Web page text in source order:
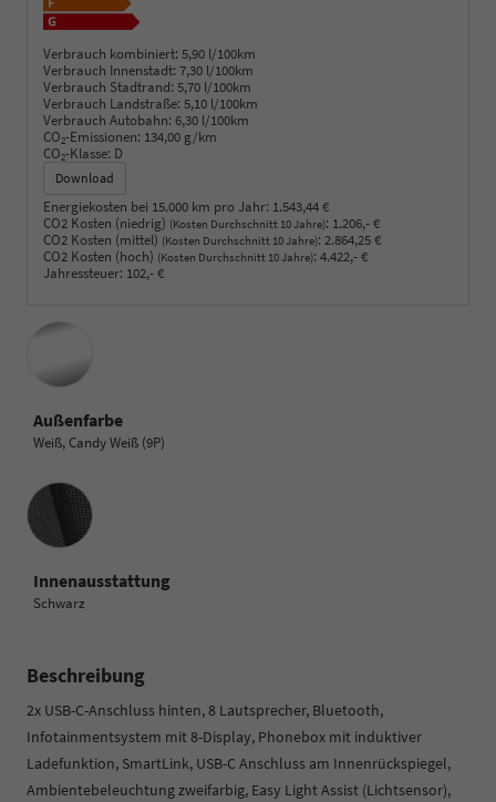
Verbrauch kombiniert: 5,90 l/100km
Verbrauch Innenstadt: 7,30 l/100km
Verbrauch Stadtrand: 5,70 l/100km
Verbrauch Landstraße: 5,10 l/100km
Verbrauch Autobahn: 6,30 l/100km
CO2-Emissionen: 134,00 g/km
CO2-Klasse: D
Download
Energiekosten bei 15.000 km pro Jahr: 1.543,44 €
CO2 Kosten (niedrig) (Kosten Durchschnitt 10 Jahre): 1.206,- €
CO2 Kosten (mittel) (Kosten Durchschnitt 10 Jahre): 2.864,25 €
CO2 Kosten (hoch) (Kosten Durchschnitt 10 Jahre): 4.422,- €
Jahressteuer: 102,- €
Außenfarbe
Weiß, Candy Weiß (9P)
Innenausstattung
Innenausstattung
Schwarz
Beschreibung
2x USB-C-Anschluss hinten, 8 Lautsprecher, Bluetooth,
Infotainmentsystem mit 8-Display, Phonebox mit induktiver
Ladefunktion, SmartLink, USB-C Anschluss am Innenrückspiegel,
Ambientebeleuchtung zweifarbig, Easy Light Assist (Lichtsensor),